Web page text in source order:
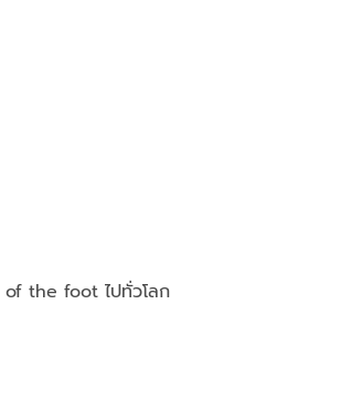
the foot ไปทั่วโลก